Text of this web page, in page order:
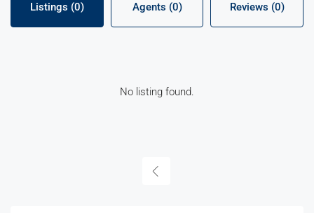
Listings (0) Agents (0) Reviews (0)
No listing found.